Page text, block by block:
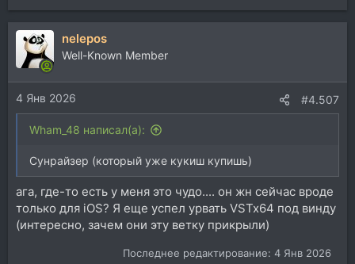
nelepos
Well-Known Member
4 Янв 2026 #4.507
Wham_48 написал(а):
Сунрайзер (который уже кукиш купишь)
ага, где-то есть у меня это чудо.... он жн сейчас вроде
только для iOS? Я еще успел урвать VSTx64 под винду
(интересно, зачем они эту ветку прикрыли)
Последнее редактирование: 4 Янв 2026